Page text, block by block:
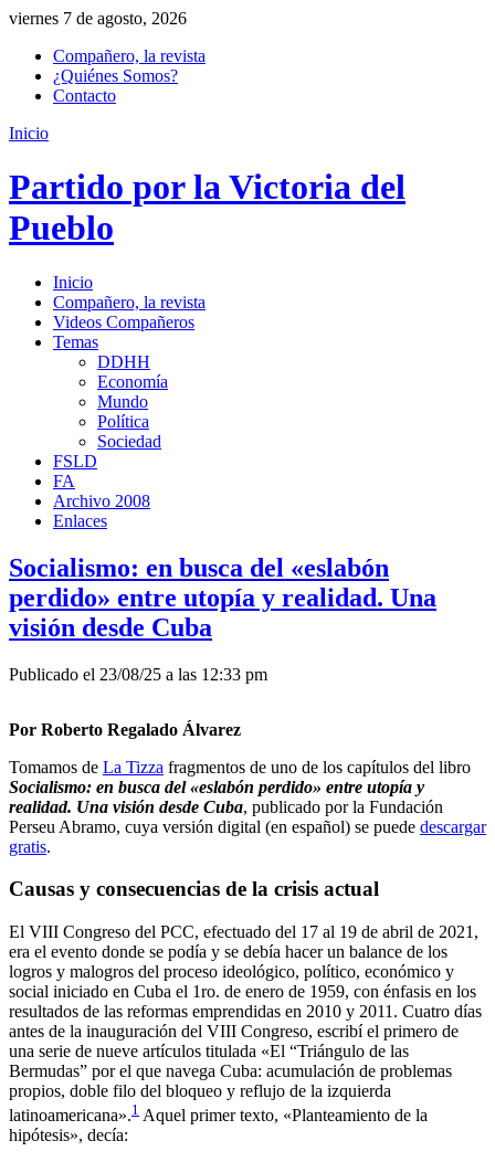
viernes 7 de agosto, 2026
Compañero, la revista
¿Quiénes Somos?
Contacto
Inicio
Partido por la Victoria del
Pueblo
Inicio
Compañero, la revista
Videos Compañeros
Temas
DDHH
Economía
Mundo
Política
Sociedad
FSLD
FA
Archivo 2008
Enlaces
Socialismo: en busca del «eslabón
perdido» entre utopía y realidad. Una
visión desde Cuba
Publicado el 23/08/25 a las 12:33 pm
Por Roberto Regalado Álvarez
Tomamos de La Tizza fragmentos de uno de los capítulos del libro
Socialismo: en busca del «eslabón perdido» entre utopía y
realidad. Una visión desde Cuba, publicado por la Fundación
Perseu Abramo, cuya versión digital (en español) se puede descargar
gratis.
Causas y consecuencias de la crisis actual
El VIII Congreso del PCC, efectuado del 17 al 19 de abril de 2021,
era el evento donde se podía y se debía hacer un balance de los
logros y malogros del proceso ideológico, político, económico y
social iniciado en Cuba el 1ro. de enero de 1959, con énfasis en los
resultados de las reformas emprendidas en 2010 y 2011. Cuatro días
antes de la inauguración del VIII Congreso, escribí el primero de
una serie de nueve artículos titulada «El “Triángulo de las
Bermudas” por el que navega Cuba: acumulación de problemas
propios, doble filo del bloqueo y reflujo de la izquierda
latinoamericana».1 Aquel primer texto, «Planteamiento de la
hipótesis», decía: